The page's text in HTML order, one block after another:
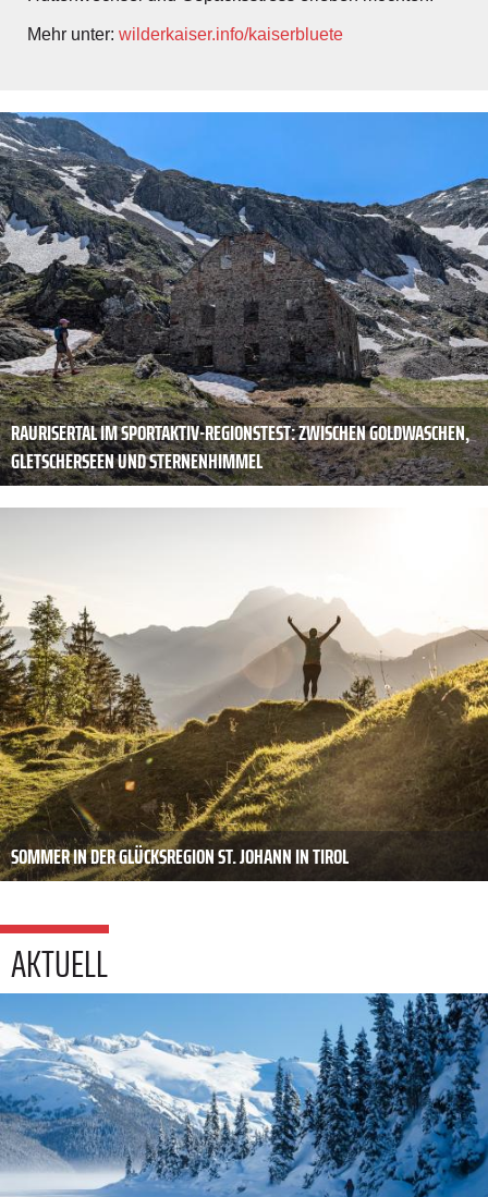
Mehr unter: wilderkaiser.info/kaiserbluete
RAURISERTAL IM SPORTAKTIV-REGIONSTEST: ZWISCHEN GOLDWASCHEN,
GLETSCHERSEEN UND STERNENHIMMEL
SOMMER IN DER GLÜCKSREGION ST. JOHANN IN TIROL
AKTUELL